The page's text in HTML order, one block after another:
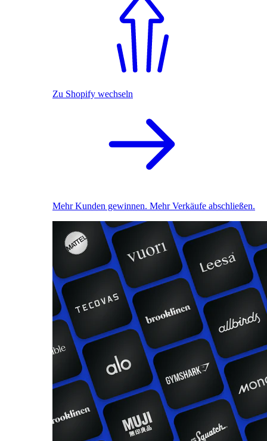
Zu Shopify wechseln
Mehr Kunden gewinnen. Mehr Verkäufe abschließen.